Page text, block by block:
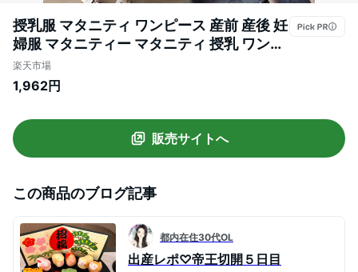
授乳服 マタニティ ワンピース 産前 産後 妊
婦服 マタニティー マタニティ 授乳 ワンピ
ース マタニティウェア 楽ちん 授乳口 7分
袖 春 夏 ロング ミモレ丈
楽天市場
1,962円
販売サイトへ
この商品のブログ記事
都内在住30代OL
出産レポ♡帝王切開５日目